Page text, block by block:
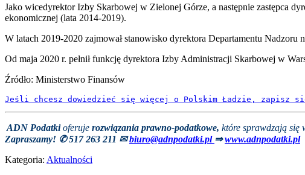
Jako wicedyrektor Izby Skarbowej w Zielonej Górze, a następnie zastępca
ekonomicznej (lata 2014-2019).
W latach 2019-2020 zajmował stanowisko dyrektora Departamentu
Od maja 2020 r. pełnił funkcję dyrektora Izby Administracji Skarbowej w
Źródło: Ministerstwo Finansów
Jeśli chcesz dowiedzieć się więcej o Polskim Ładzie, zapisz
ADN Podatkioferuje rozwiązania prawno-podatkowe, które sprawdzają się
Zapraszamy! ✆ 517 263 211 ✉biuro@adnpodatki.pl ⇒ www.adnpodatki.pl
Kategoria: Aktualności